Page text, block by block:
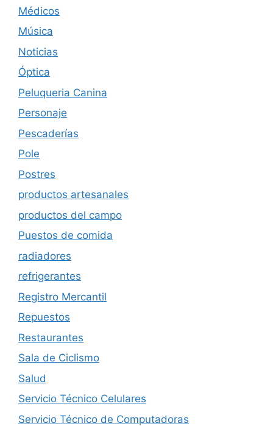
Médicos
Música
Noticias
Óptica
Peluqueria Canina
Personaje
Pescaderías
Pole
Postres
productos artesanales
productos del campo
Puestos de comida
radiadores
refrigerantes
Registro Mercantil
Repuestos
Restaurantes
Sala de Ciclismo
Salud
Servicio Técnico Celulares
Servicio Técnico de Computadoras